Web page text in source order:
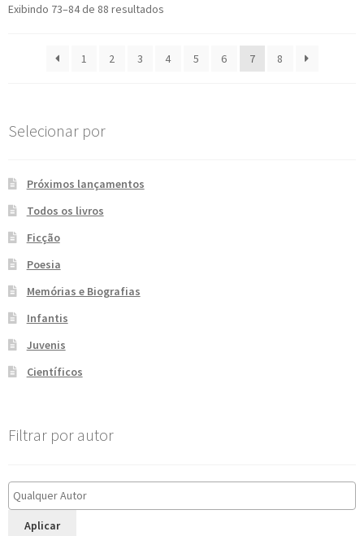
Exibindo 73–84 de 88 resultados
recente
1 2 3 4 5 6 7 8
Selecionar por
Próximos lançamentos
Todos os livros
Ficção
Poesia
Memórias e Biografias
Infantis
Juvenis
Científicos
Filtrar por autor
Aplicar